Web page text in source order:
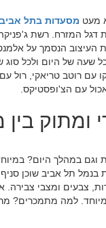
מעט מסעדות בתל אביב
דגל המזרח. רשת
הנסמך על
שעה של היום ולכל סוג
רוטב טריאקי, רול
עם הצ'ופסטיקס.
ומתוק
וגם במהלך היום?
בנמל תל אביב שוכן
צבעים ומצבי
למה מתמכרים?